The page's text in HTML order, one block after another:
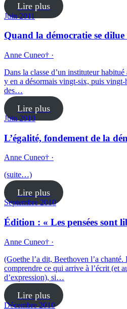
Lire plus
Juin 2011
Quand la démocratie se
Anne Cuneo† ·
Dans la classe d’un instituteur
y en a désormais vingt-six, puis
des…
Lire plus
Juin 2010
L’égalité, fondement de la
Anne Cuneo† ·
(suite…)
Lire plus
Septembre 2010
Édition : « Les pensées sont
Anne Cuneo† ·
(Goethe l’a dit, Beethoven l’a
comprendre ce qui arrive à l’écrit (et
d’expression), si…
Lire plus
Décembre 2010